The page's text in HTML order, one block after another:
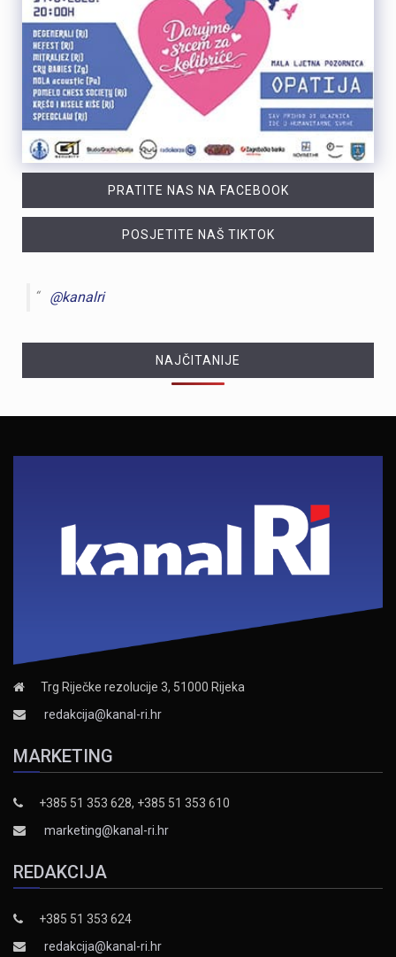
PRATITE NAS NA FACEBOOK
POSJETITE NAŠ TIKTOK
@kanalri
NAJČITANIJE
Trg Riječke rezolucije 3, 51000 Rijeka
redakcija@kanal-ri.hr
MARKETING
+385 51 353 628, +385 51 353 610
marketing@kanal-ri.hr
REDAKCIJA
+385 51 353 624
redakcija@kanal-ri.hr